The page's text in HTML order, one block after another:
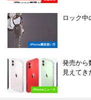
iPhone裏技使い方
ロック中
iPhoneニュース
発売から
見えてき